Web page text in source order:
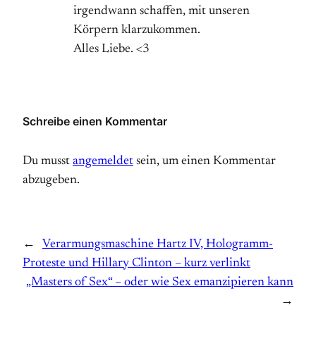
irgendwann schaffen, mit unseren
Körpern klarzukommen.
Alles Liebe. <3
Schreibe einen Kommentar
Du musst angemeldet sein, um einen Kommentar
abzugeben.
←
Verarmungsmaschine Hartz IV, Hologramm-
Proteste und Hillary Clinton – kurz verlinkt
„Masters of Sex“ – oder wie Sex emanzipieren kann
→